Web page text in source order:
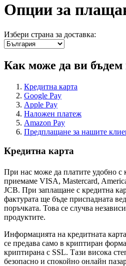
Опции за
Избери страна за доставка:
Как може да ви бъдем
Кредитна карта
Google Pay
Apple Pay
Наложен платеж
Amazon Pay
Предплащане за нашите
Кредитна карта
При нас може да платите удобно с
приемаме VISA, Mastercard,
JCB. При заплащане с кредитна
фактурата ще бъде приспадната
поръчката. Това се случва
продуктите.
Информацията на кредитната
се предава само в криптиран
криптирана с SSL. Тази висока
безопасно и спокойно онлайн